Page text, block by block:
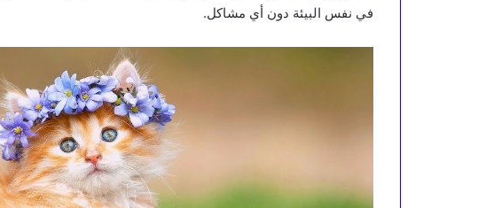
في نفس البيئة دون أي مشاكل.